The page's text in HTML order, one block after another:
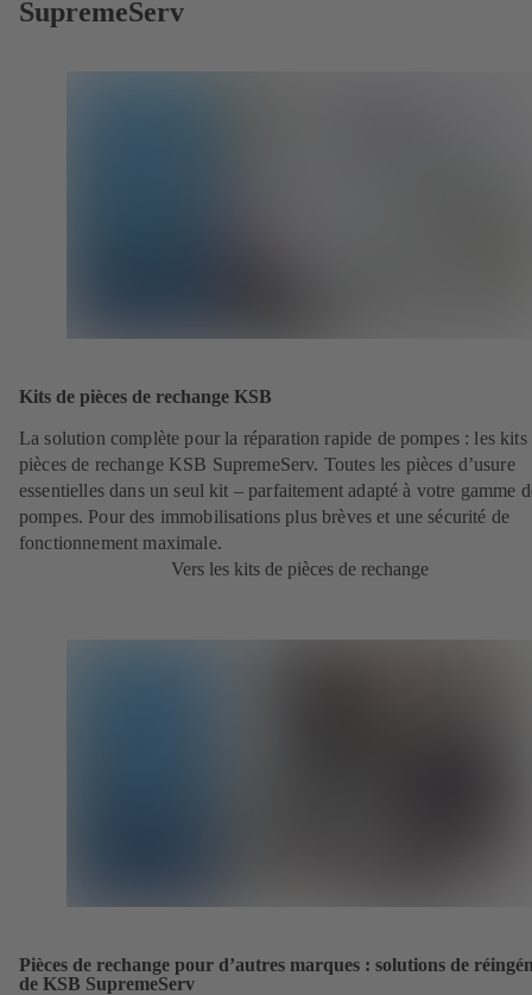
SupremeServ
Kits de pièces de rechange KSB
La solution complète pour la réparation rapide de pompes : les kits
pièces de rechange KSB SupremeServ. Toutes les pièces d’usure
essentielles dans un seul kit – parfaitement adapté à votre gamme
pompes. Pour des immobilisations plus brèves et une sécurité de
fonctionnement maximale.
Vers les kits de pièces de rechange
Pièces de rechange pour d’autres marques : solutions de
de KSB SupremeServ